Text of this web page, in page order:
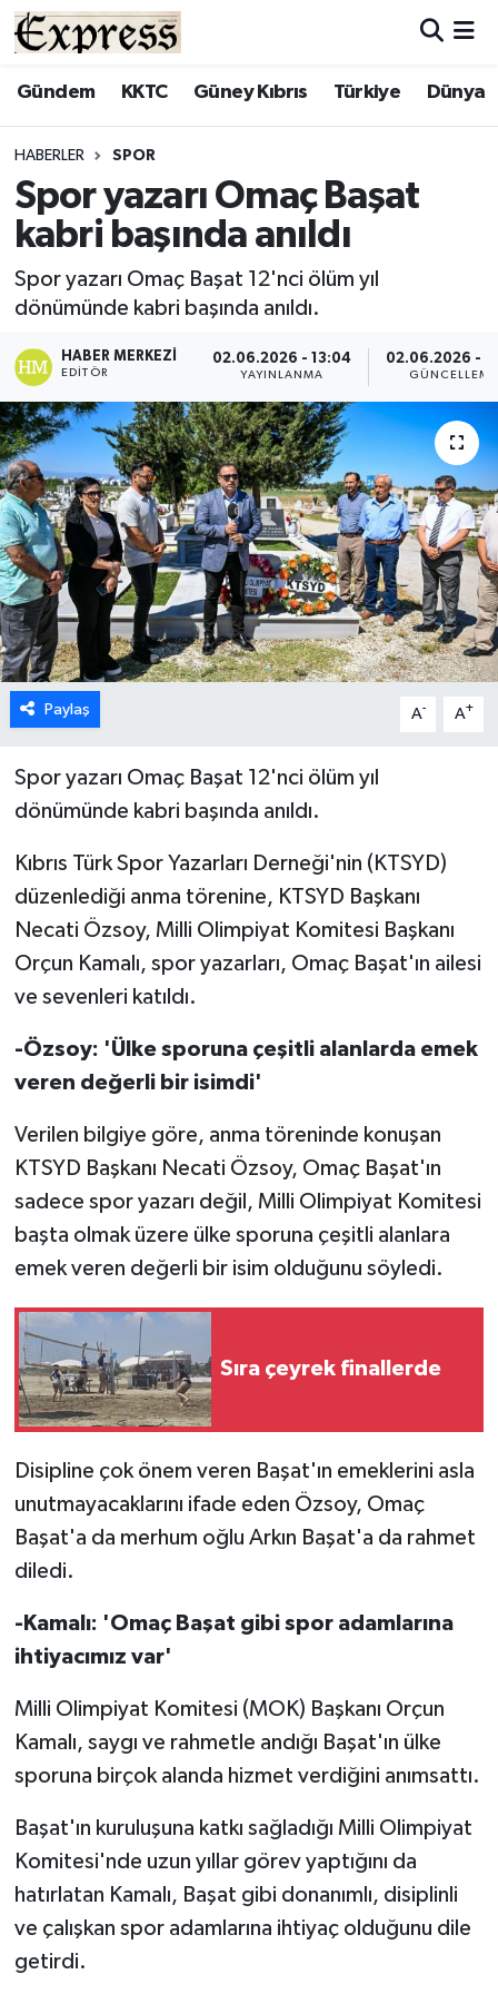
Gündem KKTC Güney Kıbrıs Türkiye Dünya
HABERLER SPOR
Spor yazarı Omaç Başat
kabri başında anıldı
Spor yazarı Omaç Başat 12'nci ölüm yıl
dönümünde kabri başında anıldı.
HABER MERKEZI
EDITÖR
02.06.2026 - 13:04
YAYINLANMA
02.06.2026 -
GÜNCELLEME
Paylaş A- A+
Spor yazarı Omaç Başat 12'nci ölüm yıl
dönümünde kabri başında anıldı.
Kıbrıs Türk Spor Yazarları Derneği'nin (KTSYD)
düzenlediği anma törenine, KTSYD Başkanı
Necati Özsoy, Milli Olimpiyat Komitesi Başkanı
Orçun Kamalı, spor yazarları, Omaç Başat'ın ailesi
ve sevenleri katıldı.
-Özsoy: 'Ülke sporuna çeşitli alanlarda emek
veren değerli bir isimdi'
Verilen bilgiye göre, anma töreninde konuşan
KTSYD Başkanı Necati Özsoy, Omaç Başat'ın
sadece spor yazarı değil, Milli Olimpiyat Komitesi
başta olmak üzere ülke sporuna çeşitli alanlara
emek veren değerli bir isim olduğunu söyledi.
Sıra çeyrek finallerde
Disipline çok önem veren Başat'ın emeklerini asla
unutmayacaklarını ifade eden Özsoy, Omaç
Başat'a da merhum oğlu Arkın Başat'a da rahmet
diledi.
-Kamalı: 'Omaç Başat gibi spor adamlarına
ihtiyacımız var'
Milli Olimpiyat Komitesi (MOK) Başkanı Orçun
Kamalı, saygı ve rahmetle andığı Başat'ın ülke
sporuna birçok alanda hizmet verdiğini anımsattı.
Başat'ın kuruluşuna katkı sağladığı Milli Olimpiyat
Komitesi'nde uzun yıllar görev yaptığını da
hatırlatan Kamalı, Başat gibi donanımlı, disiplinli
ve çalışkan spor adamlarına ihtiyaç olduğunu dile
getirdi.
ALAYKÖY
BİLİM
ÇATALKÖY
DÜNYA
EĞİTİM
EKONOMİ
ENGLISH
ESENTEPE
GAZİMAĞUSA
GİRNE
GÜNDEM
GÜNEY KIBRIS
İÇ HABERLER
KÜLTÜR SANAT
LAPTA
LEFKOŞA
MAGAZİN
ÖZEL HABER
SAĞLIK
SİYASET
TATLISU
TİCARET
YAŞAM
Hava Durumu
Süper Lig Puan Durumu ve Fikstür
Tüm Manşetler
Son Dakika Haberleri
Haber Arşivi